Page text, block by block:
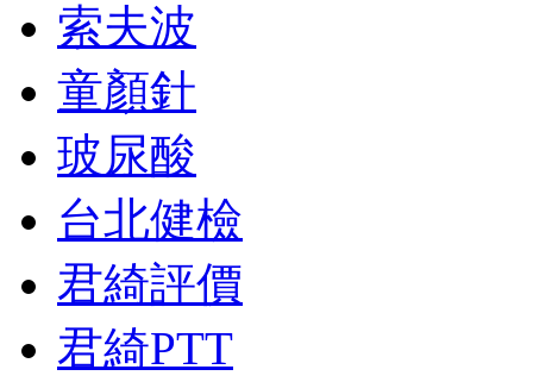
索夫波
童顏針
玻尿酸
台北健檢
君綺評價
君綺PTT